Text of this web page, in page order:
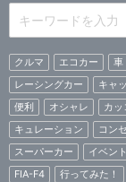
クルマ エコカー 車
レーシングカー
キャ
便利
オシャレ カッ
キュレーション
コン
スーパーカー
イベン
FIA-F4
行ってみた！